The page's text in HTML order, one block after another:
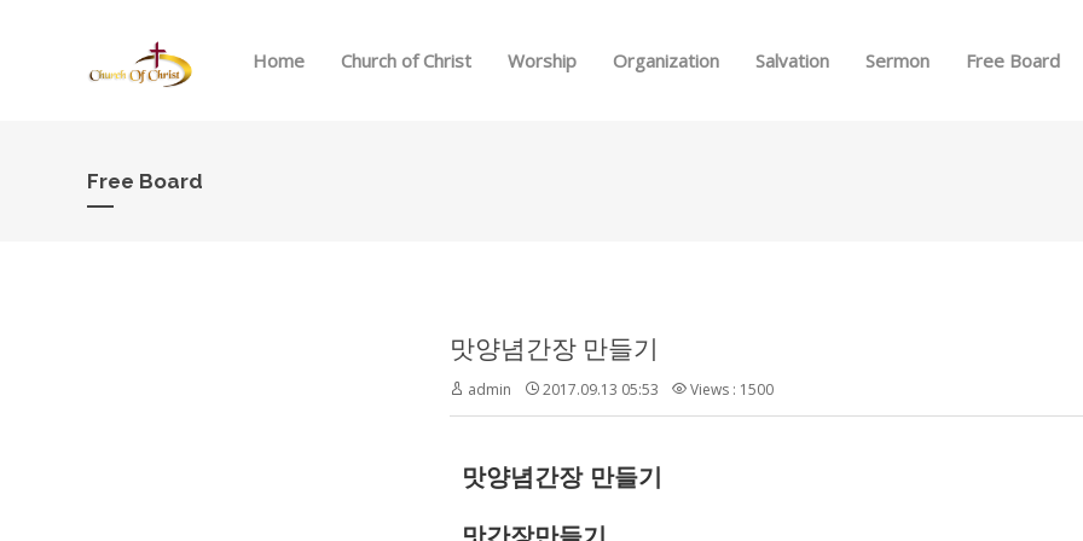
Home Church of Christ Worship Organization Salvation Sermon Free Board
Free Board
맛양념간장 만들기
admin 2017.09.13 05:53 Views : 1500
맛양념간장 만들기